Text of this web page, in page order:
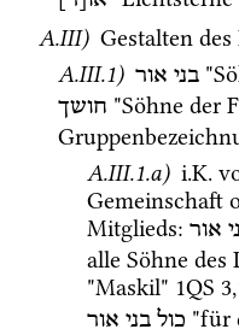
A.III) Gestalten
A.III.1) בני אור
חושך "Söhne der
A.III.1.a) i.K.
Gemeinschaft
Mitglieds: אור
alle Söhne des
"Maskil" 1QS 3,
כול בני אור
"für